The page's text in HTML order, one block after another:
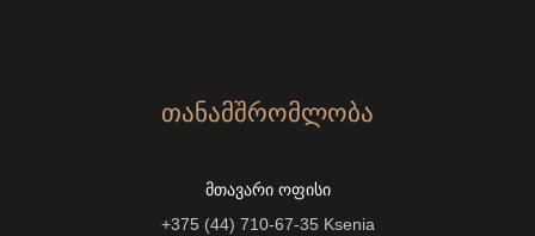
ᲗᲐᲜᲐᲛᲨᲠᲝᲛᲚᲝᲑᲐ
ᲛᲗᲐᲕᲐᲠᲘ ᲝᲤᲘᲡᲘ
+375 (44) 710-67-35 Ksenia